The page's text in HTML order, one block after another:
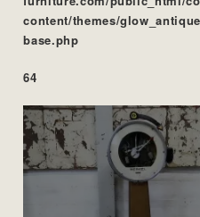
content/themes/
base.php
64